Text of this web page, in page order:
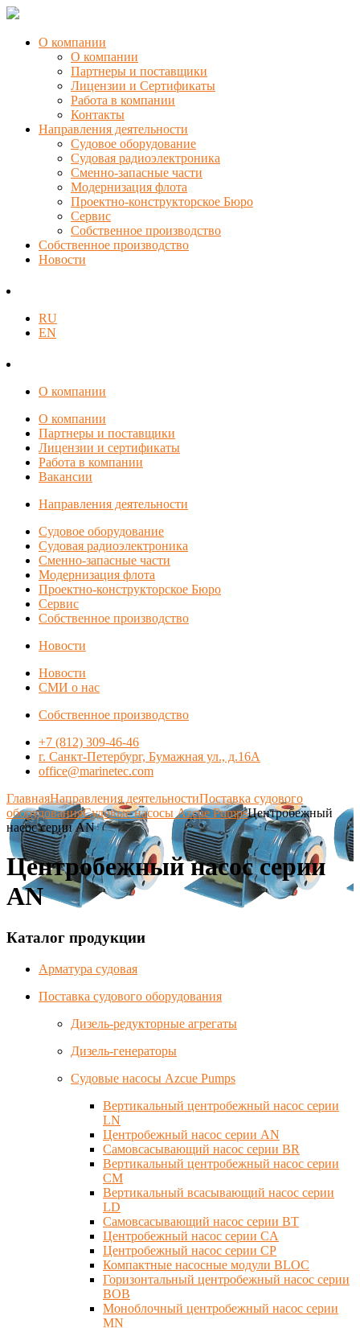
О компании
О компании
Партнеры и поставщики
Лицензии и Сертификаты
Работа в компании
Контакты
Направления деятельности
Судовое оборудование
Судовая радиоэлектроника
Сменно-запасные части
Модернизация флота
Проектно-конструкторское Бюро
Сервис
Собственное производство
Собственное производство
Новости
RU
EN
О компании
О компании
Партнеры и поставщики
Лицензии и сертификаты
Работа в компании
Вакансии
Направления деятельности
Судовое оборудование
Судовая радиоэлектроника
Сменно-запасные части
Модернизация флота
Проектно-конструкторское Бюро
Сервис
Собственное производство
Новости
Новости
СМИ о нас
Собственное производство
+7 (812) 309-46-46
г. Санкт-Петербург, Бумажная ул., д.16А
office@marinetec.com
ГлавнаяНаправления деятельностиПоставка судового
оборудованияСудовые насосы Azcue PumpsЦентробежный
насос серии AN
Центробежный насос серии
AN
Каталог продукции
Арматура судовая
Поставка судового оборудования
Дизель-редукторные агрегаты
Дизель-генераторы
Судовые насосы Azcue Pumps
Вертикальный центробежный насос серии
LN
Центробежный насос серии AN
Самовсасывающий насос серии BR
Вертикальный центробежный насос серии
CM
Вертикальный всасывающий насос серии
LD
Самовсасывающий насос серии BT
Центробежный насос серии CA
Центробежный насос серии CP
Компактные насосные модули BLOC
Горизонтальный центробежный насос серии
BOB
Моноблочный центробежный насос серии
MN